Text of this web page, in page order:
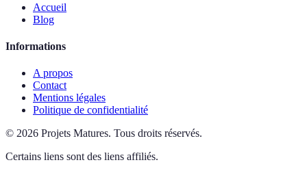
Accueil
Blog
Informations
A propos
Contact
Mentions légales
Politique de confidentialité
© 2026 Projets Matures. Tous droits réservés.
Certains liens sont des liens affiliés.